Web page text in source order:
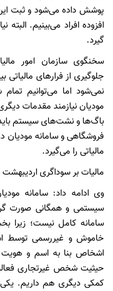
پوشش داده می‌شود و ثبت این
افزوده افراد می‌بینیم.
گیرد.
سخنگوی سازمان امور
جلوگیری از فرارهای
نمی‌شود اما می‌توانیم
مودیان نیازمند مقدمات
باگ‌ها و نشت‌های سیستم باید
فروشگاهی و سامانه مودیان
مالیاتی را می‌گیرد.
مالیات بر سوداگری
وی ادامه داد: سامانه
سیستمی و همگانی صورت
سامانه کامل نیست؛ زیرا
خاموش و غیررسمی توسط
اشخاص بنا به اسم و هویت
حیثیت شخص غیرتجاری